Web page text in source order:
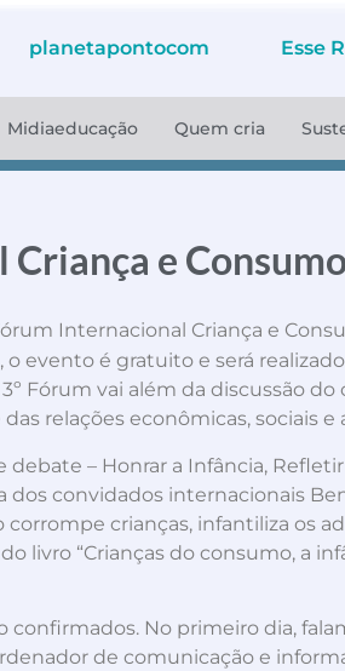
planetapontocom Esse
Midiaeducação Quem cria
conheça o programa
e
Internacional Criança e
o evento é gratuito e será realizado
Fórum vai além da discussão
relações econômicas, sociais e
– Honrar a Infância,
dos convidados internacionais
crianças, infantiliza os
livro “Crianças do consumo, a
No primeiro dia,
de comunicação e